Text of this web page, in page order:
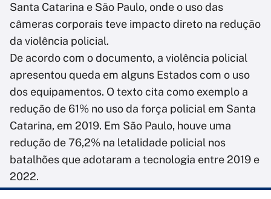
Santa Catarina e São Paulo, onde o uso das
câmeras corporais teve impacto direto na redução
da violência policial.
De acordo com o documento, a violência policial
apresentou queda em alguns Estados com o uso
dos equipamentos. O texto cita como exemplo a
redução de 61% no uso da força policial em Santa
Catarina, em 2019. Em São Paulo, houve uma
redução de 76,2% na letalidade policial nos
batalhões que adotaram a tecnologia entre 2019 e
2022.